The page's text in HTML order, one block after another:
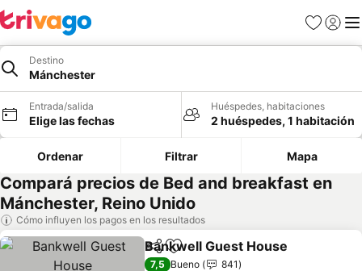
Favoritos
Iniciar
Destino
Mánchester
Entrada/salida
Elige las fechas
Huéspedes, habitaciones
2 huéspedes, 1 habitación
Ordenar Filtrar Mapa
Compará precios de Bed and breakfast en
Mánchester, Reino Unido
Cómo influyen los pagos en los resultados
CompartirAñadir a favoritos
Bankwell Guest House
7,5 Bueno
841